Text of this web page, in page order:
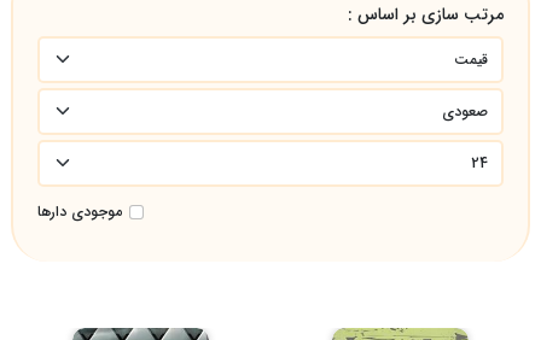
مرتب سازی بر اساس :
موجودی دارها